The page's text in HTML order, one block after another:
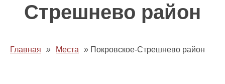
Стрешнево район
Главная » Места » Покровское-Стрешнево район